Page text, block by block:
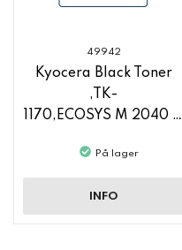
49942
Kyocera Black Toner
,TK-
1170,ECOSYS M 2040 DN
På lager
INFO